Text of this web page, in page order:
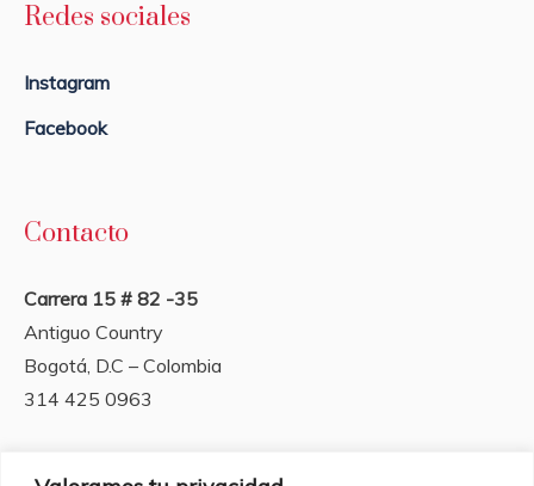
Redes sociales
Instagram
Facebook
Contacto
Carrera 15 # 82 -35
Antiguo Country
Bogotá, D.C – Colombia
314 425 0963